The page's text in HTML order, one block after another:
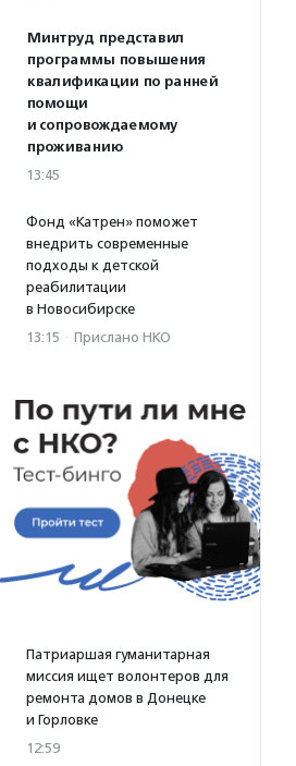
Минтруд представил
программы повышения
квалификации по ранней
помощи
и сопровождаемому
проживанию
13:45
Фонд «Катрен» поможет
внедрить современные
подходы к детской
реабилитации
в Новосибирске
13:15 · Прислано НКО
Патриаршая гуманитарная
миссия ищет волонтеров для
ремонта домов в Донецке
и Горловке
12:59